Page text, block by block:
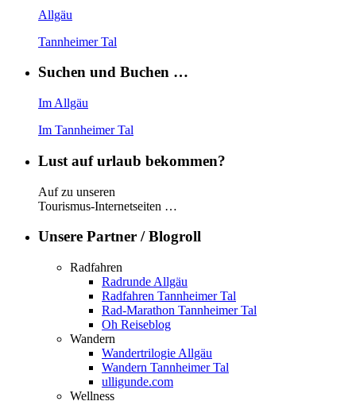
Allgäu
Tannheimer Tal
Suchen und Buchen …
Im Allgäu
Im Tannheimer Tal
Lust auf urlaub bekommen?
Auf zu unseren
Tourismus-Internetseiten …
Unsere Partner / Blogroll
Radfahren
Radrunde Allgäu
Radfahren Tannheimer Tal
Rad-Marathon Tannheimer Tal
Oh Reiseblog
Wandern
Wandertrilogie Allgäu
Wandern Tannheimer Tal
ulligunde.com
Wellness